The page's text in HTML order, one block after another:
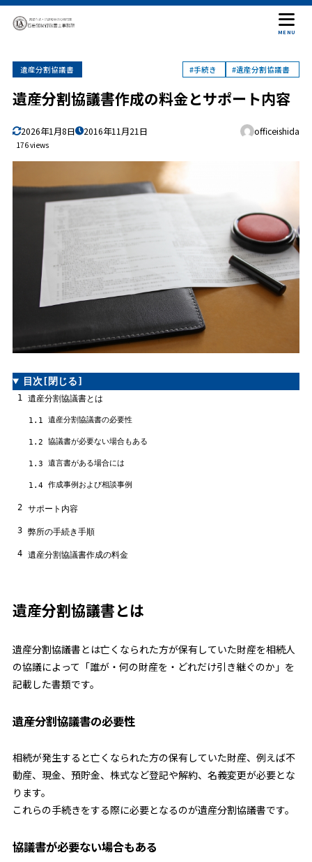
MENU
遺産分割協議書 #手続き #遺産分割協議書
遺産分割協議書作成の料金とサポート内容
2026年1月8日 2016年11月21日 officeishida
176 views
目次 [閉じる]
1 遺産分割協議書とは
1.1 遺産分割協議書の必要性
1.2 協議書が必要ない場合もある
1.3 遺言書がある場合には
1.4 作成事例および相談事例
2 サポート内容
3 弊所の手続き手順
4 遺産分割協議書作成の料金
遺産分割協議書とは
遺産分割協議書とは亡くなられた方が保有していた財産を相続人
の協議によって 「誰が・何の財産を・どれだけ引き継ぐのか」 を
記載した書類です。
遺産分割協議書の必要性
相続が発生すると亡くなられた方の保有していた財産、例えば不
動産、現金、預貯金、株式など登記や解約、名義変更が必要とな
ります。
これらの手続きをする際に必要となるのが遺産分割協議書です。
協議書が必要ない場合もある
目次
1 遺産分割協議書とは
1.1 遺産分割協議書の必要性
1.4 作成事例および相談事例
2 サポート内容
弊所の手続き手順
遺産分割協議書作成の料金